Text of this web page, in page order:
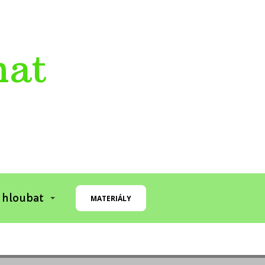
hloubat MATERIÁLY